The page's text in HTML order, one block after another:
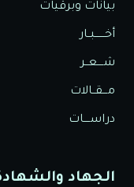
بيانات وبرقيات
أخــــــبــار
شــــعــر
مـــقــالات
دراســــات
الجهاد